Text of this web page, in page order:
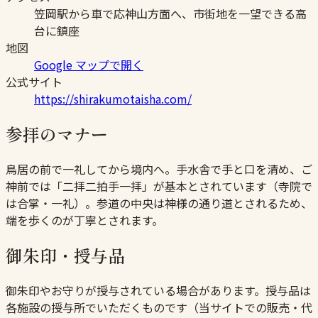
笠岡駅から車で応神山方面へ、市街地を一望できる高
台に鎮座
地図
Google マップで開く
公式サイト
https://shirakumotaisha.com/
参拝のマナー
鳥居の前で一礼してから境内へ。手水舎で手と口を清め、ご
神前では「二拝二拍手一拝」が基本とされています（寺院で
は合掌・一礼）。参道の中央は神様の通り道とされるため、
端を歩くのが丁寧とされます。
御朱印・授与品
御朱印やお守りが授与されている場合があります。授与品は
各施設の授与所でいただくものです（当サイトでの販売・代